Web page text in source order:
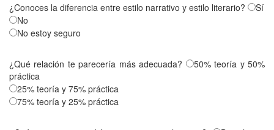
¿Conoces la diferencia entre estilo narrativo y estilo literario?
Sí
No
No estoy seguro
¿Qué relación te parecería más adecuada?
50% teoría y 50%
práctica
25% teoría y 75% práctica
75% teoría y 25% práctica